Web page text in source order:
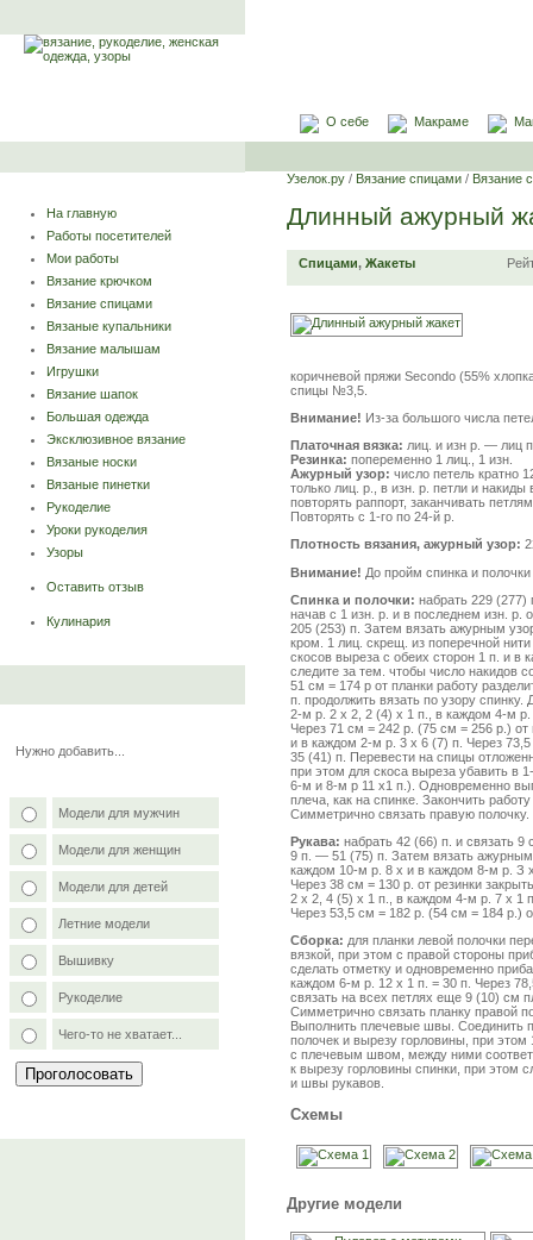
О себе Макраме
На главную
Работы посетителей
Мои работы
Вязание крючком
Вязание спицами
Вязаные купальники
Вязание малышам
Игрушки
Вязание шапок
Большая одежда
Эксклюзивное вязание
Вязаные носки
Вязаные пинетки
Рукоделие
Уроки рукоделия
Узоры
Оставить отзыв
Кулинария
Нужно добавить...
Модели для мужчин
Модели для женщин
Модели для детей
Летние модели
Вышивку
Рукоделие
Чего-то не хватает...
Узелок.ру / Вязание спицами / Вязание
Длинный ажурный
Спицами, Жакеты
коричневой пряжи Secondo (55%
спицы №3,5.
Внимание! Из-за большого числа
Платочная вязка: лиц. и изн р. — лиц
Резинка: попеременно 1 лиц., 1 изн.
Ажурный узор: число петель кратно
только лиц. р., в изн. р. петли и
повторять раппорт, заканчивать
Повторять с 1-го по 24-й р.
Плотность вязания, ажурный узор:
Внимание! До пройм спинка и
Спинка и полочки: набрать 229 (277)
начав с 1 изн. р. и в последнем изн. р.
205 (253) п. Затем вязать ажурным
кром. 1 лиц. скрещ. из поперечной
скосов выреза с обеих сторон 1 п. и в
следите за тем. чтобы число накидов
51 см = 174 р от планки работу
п. продолжить вязать по узору
2-м р. 2 х 2, 2 (4) х 1 п., в каждом 4-м
Через 71 см = 242 р. (75 см = 256 р.) от
и в каждом 2-м р. 3 х 6 (7) п. Через
35 (41) п. Перевести на спицы
при этом для скоса выреза убавить в
6-м и 8-м р 11 х1 п.). Одновременно
плеча, как на спинке. Закончить
Симметрично связать правую полочку.
Рукава: набрать 42 (66) п. и связать
9 п. — 51 (75) п. Затем вязать ажурным
каждом 10-м р. 8 х и в каждом 8-м р. З
Через 38 см = 130 р. от резинки
2 х 2, 4 (5) х 1 п., в каждом 4-м р. 7 х 1
Через 53,5 см = 182 р. (54 см = 184 р.)
Сборка: для планки левой полочки
вязкой, при этом с правой стороны
сделать отметку и одновременно
каждом 6-м р. 12 х 1 п. = 30 п. Через
связать на всех петлях еще 9 (10) см
Симметрично связать планку правой
Выполнить плечевые швы. Соединить
полочек и вырезу горловины, при
с плечевым швом, между ними
к вырезу горловины спинки, при этом
и швы рукавов.
Схемы
Другие модели